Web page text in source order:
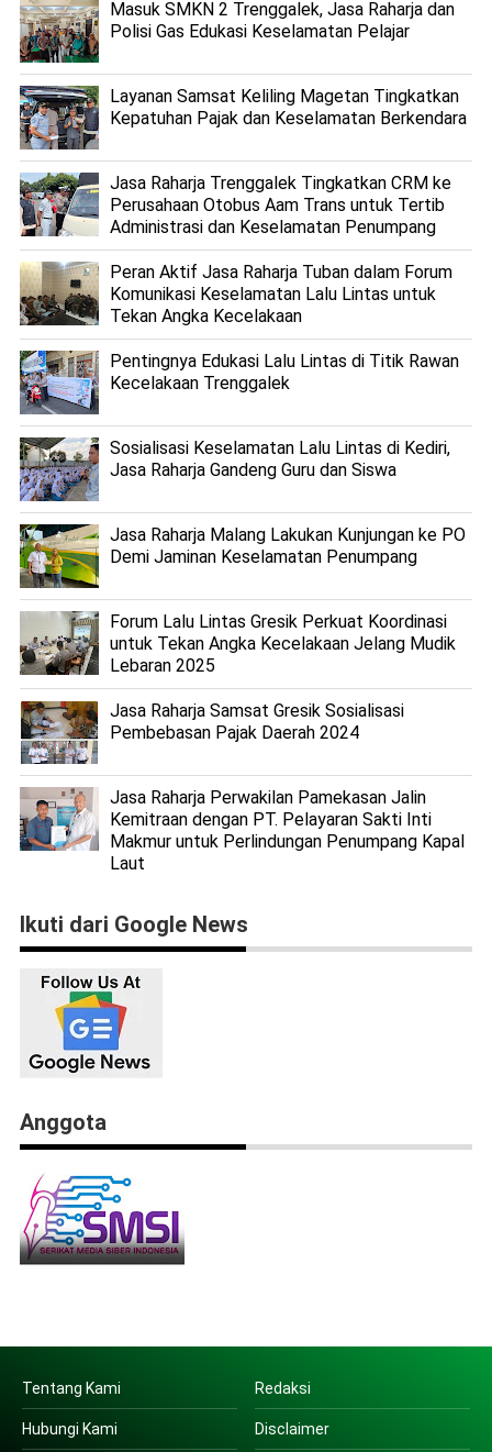
Masuk SMKN 2 Trenggalek, Jasa Raharja dan
Polisi Gas Edukasi Keselamatan Pelajar
Layanan Samsat Keliling Magetan Tingkatkan
Kepatuhan Pajak dan Keselamatan Berkendara
Jasa Raharja Trenggalek Tingkatkan CRM ke
Perusahaan Otobus Aam Trans untuk Tertib
Administrasi dan Keselamatan Penumpang
Peran Aktif Jasa Raharja Tuban dalam Forum
Komunikasi Keselamatan Lalu Lintas untuk
Tekan Angka Kecelakaan
Pentingnya Edukasi Lalu Lintas di Titik Rawan
Kecelakaan Trenggalek
Sosialisasi Keselamatan Lalu Lintas di Kediri,
Jasa Raharja Gandeng Guru dan Siswa
Jasa Raharja Malang Lakukan Kunjungan ke PO
Demi Jaminan Keselamatan Penumpang
Forum Lalu Lintas Gresik Perkuat Koordinasi
untuk Tekan Angka Kecelakaan Jelang Mudik
Lebaran 2025
Jasa Raharja Samsat Gresik Sosialisasi
Pembebasan Pajak Daerah 2024
Jasa Raharja Perwakilan Pamekasan Jalin
Kemitraan dengan PT. Pelayaran Sakti Inti
Makmur untuk Perlindungan Penumpang Kapal
Laut
Ikuti dari Google News
Anggota
Tentang Kami Redaksi
Hubungi Kami Disclaimer